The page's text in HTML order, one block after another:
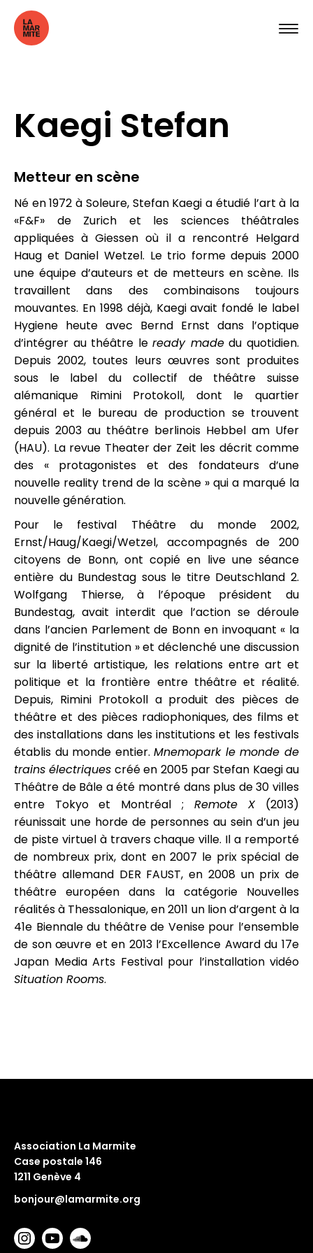
Kaegi Stefan
Metteur en scène
Né en 1972 à Soleure, Stefan Kaegi a étudié l’art à la
«F&F» de Zurich et les sciences théâtrales
appliquées à Giessen où il a rencontré Helgard
Haug et Daniel Wetzel. Le trio forme depuis 2000
une équipe d’auteurs et de metteurs en scène. Ils
travaillent dans des combinaisons toujours
mouvantes. En 1998 déjà, Kaegi avait fondé le label
Hygiene heute avec Bernd Ernst dans l’optique
d’intégrer au théâtre leready madedu quotidien.
Depuis 2002, toutes leurs œuvres sont produites
sous le label du collectif de théâtre suisse
alémanique Rimini Protokoll, dont le quartier
général et le bureau de production se trouvent
depuis 2003 au théâtre berlinois Hebbel am Ufer
(HAU). La revue Theater der Zeit les décrit comme
des « protagonistes et des fondateurs d’une
nouvelle reality trend de la scène » qui a marqué la
nouvelle génération.
Pour le festival Théâtre du monde 2002,
Ernst/Haug/Kaegi/Wetzel, accompagnés de 200
citoyens de Bonn, ont copié en live une séance
entière du Bundestag sous le titre Deutschland 2.
Wolfgang Thierse, à l’époque président du
Bundestag, avait interdit que l’action se déroule
dans l’ancien Parlement de Bonn en invoquant « la
dignité de l’institution » et déclenché une discussion
sur la liberté artistique, les relations entre art et
politique et la frontière entre théâtre et réalité.
Depuis, Rimini Protokoll a produit des pièces de
théâtre et des pièces radiophoniques, des films et
des installations dans les institutions et les festivals
établis du monde entier.Mnemopark le monde de
trains électriques créé en 2005 par Stefan Kaegi au
Théâtre de Bâle a été montré dans plus de 30 villes
entre Tokyo et Montréal ; Remote X(2013)
réunissait une horde de personnes au sein d’un jeu
de piste virtuel à travers chaque ville. Il a remporté
de nombreux prix, dont en 2007 le prix spécial de
théâtre allemand DER FAUST, en 2008 un prix de
théâtre européen dans la catégorie Nouvelles
réalités à Thessalonique, en 2011 un lion d’argent à la
41e Biennale du théâtre de Venise pour l’ensemble
de son œuvre et en 2013 l’Excellence Award du 17e
Japan Media Arts Festival pour l’installation vidéo
Situation Rooms.
Association La Marmite
Case postale 146
1211 Genève 4
bonjour@lamarmite.org